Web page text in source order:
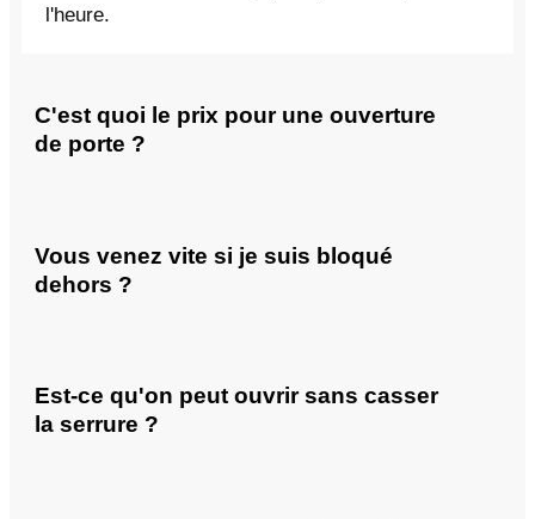
l'heure.
C'est quoi le prix pour une ouverture
de porte ?
Vous venez vite si je suis bloqué
dehors ?
Est-ce qu'on peut ouvrir sans casser
la serrure ?